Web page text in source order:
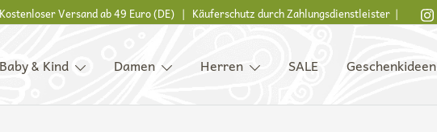
Versand ab 49 Euro (DE) | Käuferschutz durch Zahlungsdienstleister |
Familie
Baby & Kind Damen Herren SALE Geschenkideen